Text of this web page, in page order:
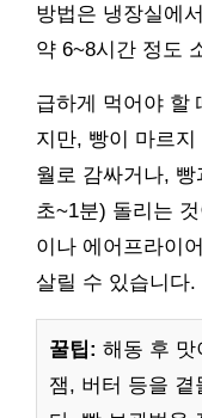
방법은 냉장실에
약 6~8시간 정도
급하게 먹어야 할
지만, 빵이 마르
월로 감싸거나,
초~1분) 돌리는
이나 에어프라이
살릴 수 있습니다.
꿀팁: 해동 후 맛
잼, 버터 등을 곁